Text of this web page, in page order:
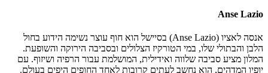
Anse Lazio
אנסה לאציו (Anse Lazio) בסיישל הוא חוף עוצר נשימה הידוע בחול
הלבן והבתולי שלו, במי הטורקיז הצלולים ובסביבה הירוקה והשופעת.
המלון מציע סביבה שלווה ואידילית, המושלמת עבור הרפיה ושיזוף. עם
יופיו המדהים, הוא נחשב לעתים קרובות לאחד החופים היפים בעולם.